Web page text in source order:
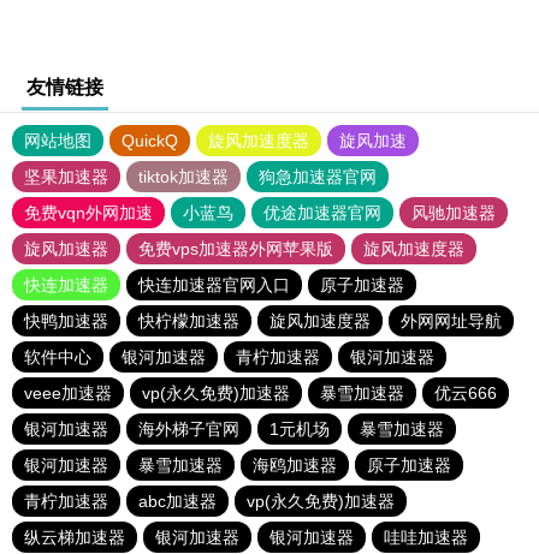
友情链接
网站地图 QuickQ 旋风加速度器
旋风加速
坚果加速器
tiktok加速器
狗急加速器官网
免费vqn外网加速
小蓝鸟 优途加速器官网
风驰加速器
旋风加速器
免费vps加速器外网苹果版
旋风加速度器
快连加速器
快连加速器官网入口
原子加速器
快鸭加速器
快柠檬加速器 旋风加速度器
外网网址导航
软件中心
银河加速器 青柠加速器
银河加速器
veee加速器
vp(永久免费)加速器 暴雪加速器
优云666
银河加速器
海外梯子官网 1元机场
暴雪加速器
银河加速器
暴雪加速器 海鸥加速器
原子加速器
青柠加速器
abc加速器
vp(永久免费)加速器
纵云梯加速器
银河加速器 银河加速器 哇哇加速器